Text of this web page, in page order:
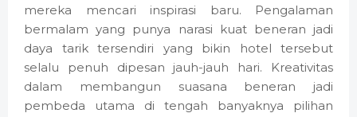
mereka mencari inspirasi baru. Pengalaman
bermalam yang punya narasi kuat beneran jadi
daya tarik tersendiri yang bikin hotel tersebut
selalu penuh dipesan jauh-jauh hari. Kreativitas
dalam membangun suasana beneran jadi
pembeda utama di tengah banyaknya pilihan